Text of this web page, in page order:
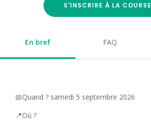
S'INSCRIRE À LA COURSE
En bref FAQ
📅Quand ? samedi 5 septembre 2026
📍Où ?